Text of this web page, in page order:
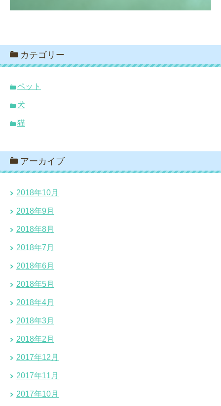
カテゴリー
ペット
犬
猫
アーカイブ
2018年10月
2018年9月
2018年8月
2018年7月
2018年6月
2018年5月
2018年4月
2018年3月
2018年2月
2017年12月
2017年11月
2017年10月